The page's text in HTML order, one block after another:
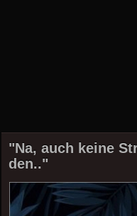
"Na, auch keine
den.."